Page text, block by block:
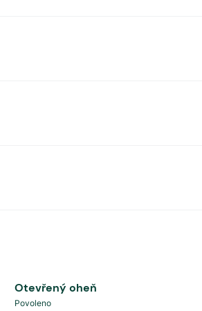
Otevřený oheň
Povoleno